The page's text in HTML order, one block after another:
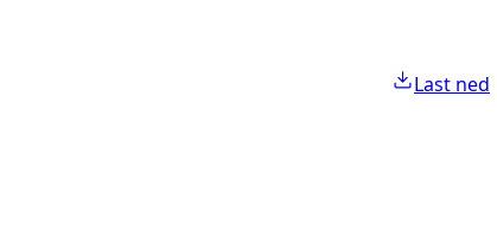
Last ned